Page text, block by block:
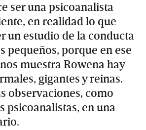
ser una psicoanalista
en realidad lo que
un estudio de la conducta
pequeños, porque en ese
muestra Rowena hay
gigantes y reinas.
observaciones, como
psicoanalistas, en una